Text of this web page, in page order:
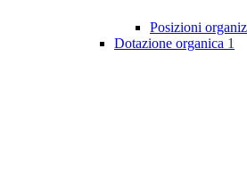
Posizioni
Dotazione organica 1